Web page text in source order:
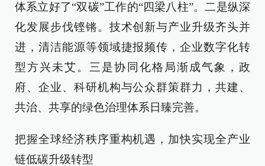
体系立好了“双碳”工作的“四梁八柱”。二是纵深
化发展步伐铿锵。技术创新与产业升级齐头并
进，清洁能源等领域捷报频传，企业数字化转
型方兴未艾。三是协同化格局渐成气象，政
府、企业、科研机构与公众群策群力，共建、
共治、共享的绿色治理体系日臻完善。
把握全球经济秩序重构机遇，加快实现全产业
链低碳升级转型